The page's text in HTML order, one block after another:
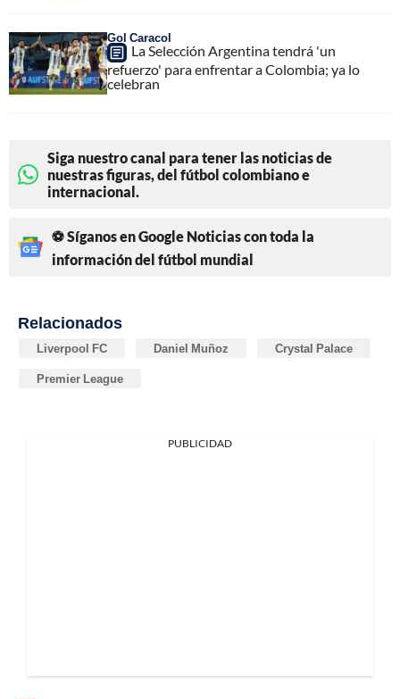
Gol Caracol
La Selección Argentina tendrá 'un
refuerzo' para enfrentar a Colombia; ya lo
celebran
Siga nuestro canal para tener las noticias de
nuestras figuras, del fútbol colombiano e
internacional.
⚽ Síganos en Google Noticias con toda la
información del fútbol mundial
Relacionados
Liverpool FC Daniel Muñoz Crystal Palace
Premier League
PUBLICIDAD